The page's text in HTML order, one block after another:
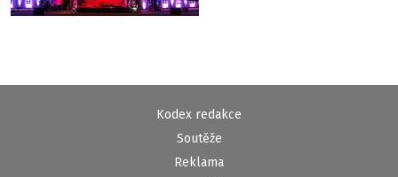
Kodex redakce
Soutěže
Reklama